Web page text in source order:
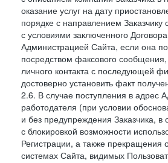
оказание услуг на дату
порядке с направлением
с условиями заключенного
Администрацией Сайта, если она
посредством факсового
личного контакта с последующей
достоверно установить факт
2.6. В случае поступления в адрес
работодателя (при условии
и без предупреждения Заказчика, в
с блокировкой возможности
Регистрации, а также
системах Сайта, видимых